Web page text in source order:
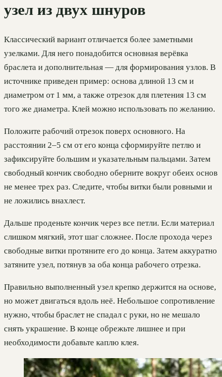
узел из двух шнуров
Классический вариант отличается более заметными
узелками. Для него понадобится основная верёвка
браслета и дополнительная — для формирования узлов. В
источнике приведен пример: основа длиной 13 см и
диаметром от 1 мм, а также отрезок для плетения 13 см
того же диаметра. Клей можно использовать по желанию.
Положите рабочий отрезок поверх основного. На
расстоянии 2–5 см от его конца сформируйте петлю и
зафиксируйте большим и указательным пальцами. Затем
свободный кончик свободно оберните вокруг обеих основ
не менее трех раз. Следите, чтобы витки были ровными и
не ложились внахлест.
Дальше проденьте кончик через все петли. Если материал
слишком мягкий, этот шаг сложнее. После прохода через
свободные витки протяните его до конца. Затем аккуратно
затяните узел, потянув за оба конца рабочего отрезка.
Правильно выполненный узел крепко держится на основе,
но может двигаться вдоль неё. Небольшое сопротивление
нужно, чтобы браслет не спадал с руки, но не мешало
снять украшение. В конце обрежьте лишнее и при
необходимости добавьте каплю клея.